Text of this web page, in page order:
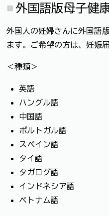
外国語版母子健
外国人の妊婦さんに外国語
ます。ご希望の方は、妊娠
＜種類＞
英語
ハングル語
中国語
ポルトガル語
スペイン語
タイ語
タガログ語
インドネシア語
ベトナム語